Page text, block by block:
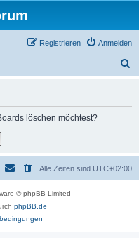
Anmelden
Registrieren
löschen möchtest?
Alle Zeiten sind UTC+02:00
© phpBB Limited
phpBB.de